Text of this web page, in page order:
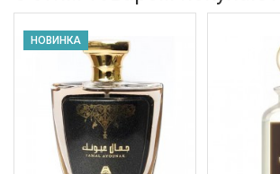
НОВИНКА